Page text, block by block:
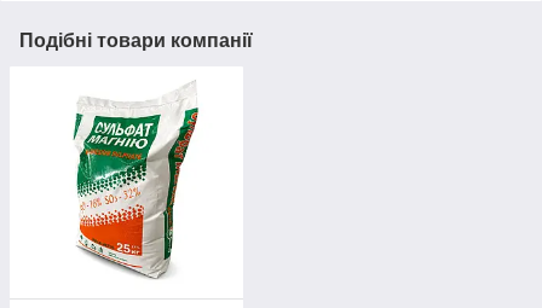
Подібні товари компанії